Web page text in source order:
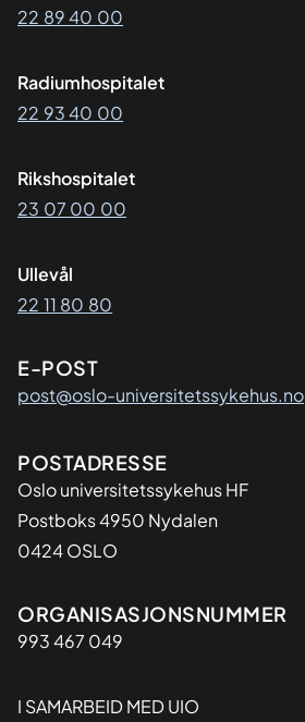
22 89 40 00
Radiumhospitalet
22 93 40 00
Rikshospitalet
23 07 00 00
Ullevål
22 11 80 80
E-POST
post@oslo-universitetssykehus.no
Adresse
POSTADRESSE
Oslo universitetssykehus HF
Postboks 4950 Nydalen
0424 OSLO
Organisasjon
ORGANISASJONSNUMMER
993 467 049
I SAMARBEID MED UIO